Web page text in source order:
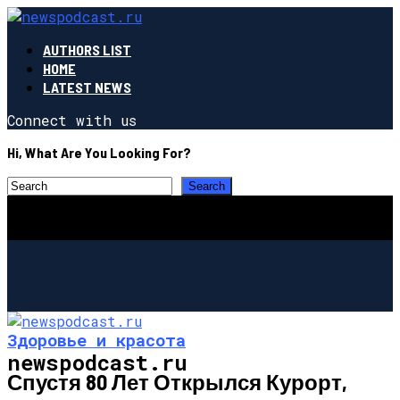
AUTHORS LIST
HOME
LATEST NEWS
Connect with us
Hi, What Are You Looking For?
newspodcast.ru
Здоровье и красота
Спустя 80 Лет Открылся Курорт,